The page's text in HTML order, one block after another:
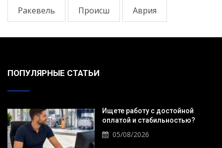
Ракевель Происш Аврия
ПОПУЛЯРНЫЕ СТАТЬИ
Ищете работу с достойной
оплатой и стабильностью?
05/08/2026